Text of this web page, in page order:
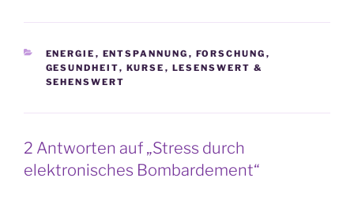
KATEGORIEN
ENERGIE , ENTSPANNUNG , FORSCHUNG ,
GESUNDHEIT, KURSE , LESENSWERT &
SEHENSWERT
2 Antworten auf „Stress durch
elektronisches Bombardement“